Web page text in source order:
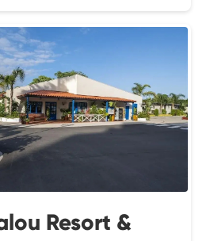
Resort &